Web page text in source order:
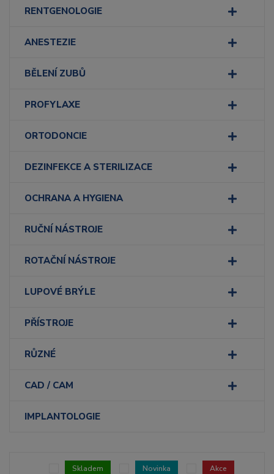
RENTGENOLOGIE
ANESTEZIE
BĚLENÍ ZUBŮ
PROFYLAXE
ORTODONCIE
DEZINFEKCE A STERILIZACE
OCHRANA A HYGIENA
RUČNÍ NÁSTROJE
ROTAČNÍ NÁSTROJE
LUPOVÉ BRÝLE
PŘÍSTROJE
RŮZNÉ
CAD / CAM
IMPLANTOLOGIE
Skladem Novinka Akce